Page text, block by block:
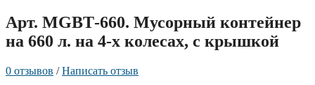
Арт. MGBТ-660. Мусорный контейнер
на 660 л. на 4-х колесах, с крышкой
0 отзывов /Написать отзыв